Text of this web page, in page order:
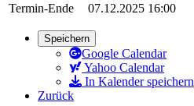
Termin-Ende
07.12.2025 16:00
Speichern
Google Calendar
Yahoo Calendar
In Kalender speichern
Zurück